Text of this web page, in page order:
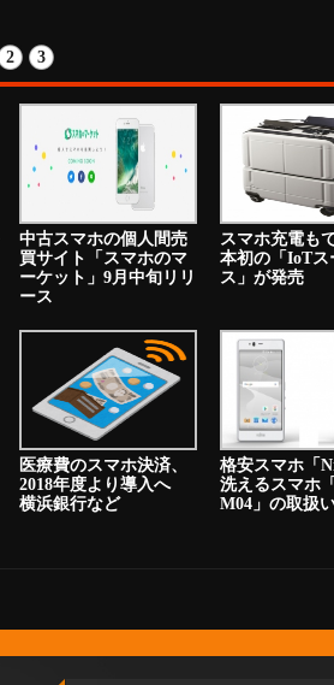
2 3
中古スマホの個人間売
買サイト「スマホのマ
ーケット」9月中旬リリ
ース
スマホ充電も
本初の「IoTス
ス」が発売
医療費のスマホ決済、
2018年度より導入へ
横浜銀行など
格安スマホ
洗えるスマホ
M04」の取扱